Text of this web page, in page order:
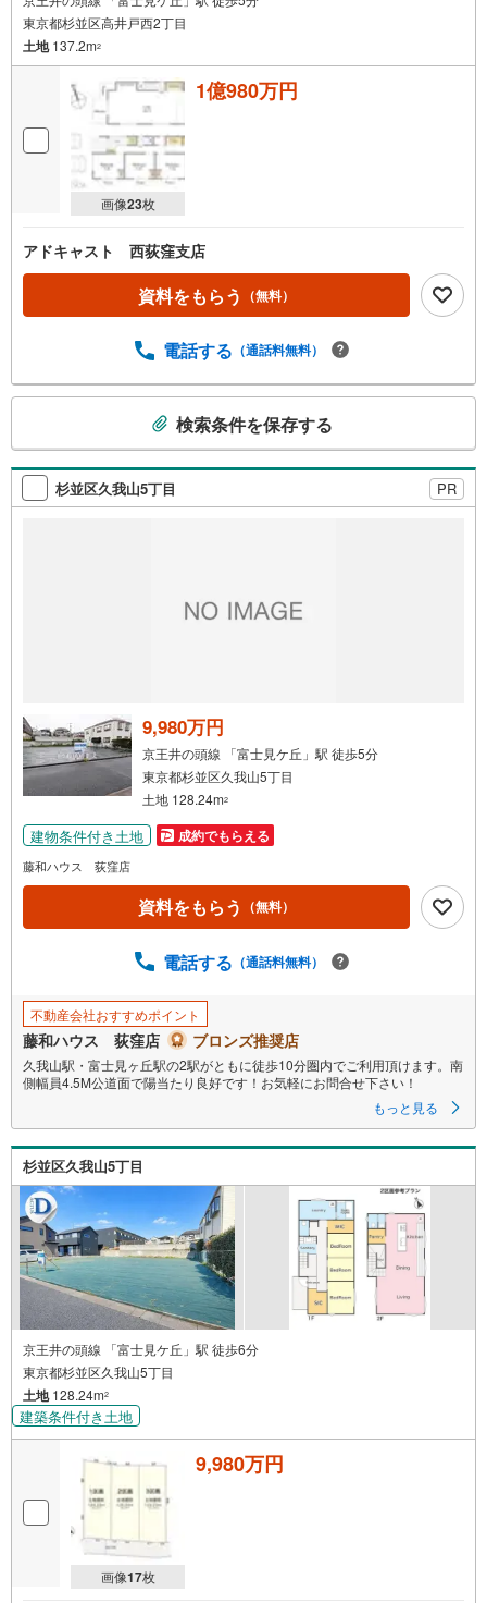
東京都杉並区高井戸西2丁目
土地137.2m2
画像23枚
1億980万円
アドキャスト 西荻窪支店
資料をもらう （無料）
電話する （通話料無料）
検
索
条
る
・
条
件
マ
イ
ペ
ジ
存
す
る
検索条件を保存する
杉並区久我山5丁目 PR
9,980万円
京王井の頭線 「富士見ケ丘」駅 徒歩5分
東京都杉並区久我山5丁目
土地 128.24m2
建物条件付き土地 成約でもらえる
藤和ハウス 荻窪店
資料をもらう （無料）
電話する （通話料無料）
不動産会社おすすめポイント
藤和ハウス 荻窪店 ブロンズ推奨店
久我山駅・富士見ヶ丘駅の2駅がともに徒歩10分圏内でご利用頂けます。南
側幅員4.5M公道面で陽当たり良好です！お気軽にお問合せ下さい！
もっと見る
杉並区久我山5丁目
京王井の頭線 「富士見ケ丘」駅 徒歩6分
東京都杉並区久我山5丁目
土地128.24m2
建築条件付き土地
画像17枚
9,980万円